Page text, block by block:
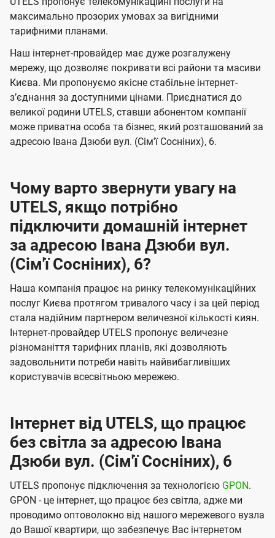
ї
U
t
e
l
s
ч
е
н
н
я
ч
н
н
я
максимально прозорих умовах за вигідними
тарифними планами.
Наш інтернет-провайдер має дуже розгалужену
мережу, що дозволяє покривати всі райони та масиви
Києва. Ми пропонуємо якісне стабільне інтернет-
зʼєднання за доступними цінами. Приєднатися до
великої родини UTELS, ставши абонентом компанії
може приватна особа та бізнес, який розташований за
адресою Івана Дзюби вул. (Сім'ї Сосніних), 6.
Чому варто звернути увагу на
UTELS, якщо потрібно
підключити домашній інтернет
за адресою Івана Дзюби вул.
(Сім'ї Сосніних), 6?
Наша компанія працює на ринку телекомунікаційних
послуг Києва протягом тривалого часу і за цей період
стала надійним партнером величезної кількості киян.
Інтернет-провайдер UTELS пропонує величезне
різноманіття тарифних планів, які дозволяють
задовольнити потреби навіть найвибагливіших
користувачів всесвітньою мережею.
Інтернет від UTELS, що працює
без світла за адресою Івана
Дзюби вул. (Сім'ї Сосніних), 6
UTELS пропонує підключення за технологією GPON.
GPON - це інтернет, що працює без світла, адже ми
проводимо оптоволокно від нашого мережевого вузла
до Вашої квартири, що забезпечує Вас інтернетом